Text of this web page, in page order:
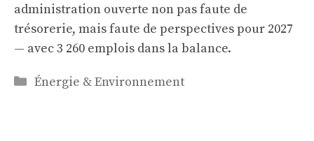
administration ouverte non pas faute de
trésorerie, mais faute de perspectives pour 2027
— avec 3 260 emplois dans la balance.
Catégories
Énergie & Environnement